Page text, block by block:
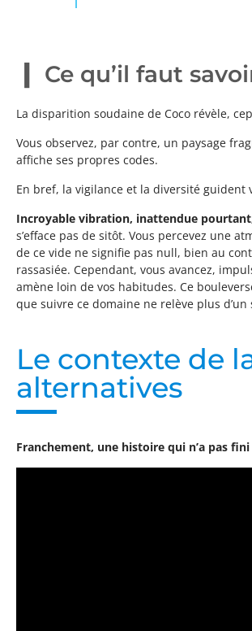
Ce qu’il faut
La disparition soudaine de Coco révèle,
Vous observez, par contre, un paysage
affiche ses propres codes.
En bref, la vigilance et la diversité
Incroyable vibration, inattendue
s’efface pas de sitôt. Vous percevez une
de ce vide ne signifie pas null, bien au
rassasiée. Cependant, vous avancez,
amène loin de vos habitudes. Ce
que suivre ce domaine ne relève plus
Le contexte de
alternatives
Franchement, une histoire qui n’a pas